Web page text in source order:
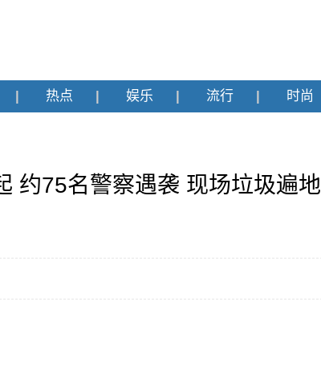
热点 娱乐 流行 时尚
约75名警察遇袭 现场垃圾遍地